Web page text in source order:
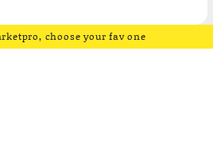
choose your fav one